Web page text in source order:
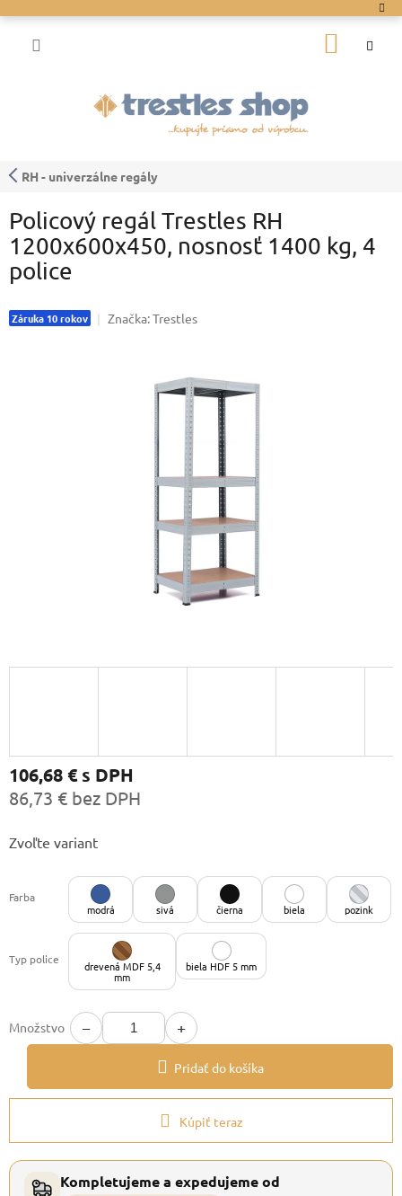
na
RH - univerzálne regály
Policový regál Trestles RH
1200x600x450, nosnosť 1400 kg, 4
police
Záruka 10 rokov Značka:Trestles
106,68 €s DPH
86,73 € bez DPH
cena:
Zvoľte variant
Farba
modrá
sivá čierna biela pozink
Typ police drevená MDF 5,4
mm
biela HDF 5 mm
Množstvo − +
Pridať do košíka
Kúpiť teraz
Kompletujeme a expedujeme od